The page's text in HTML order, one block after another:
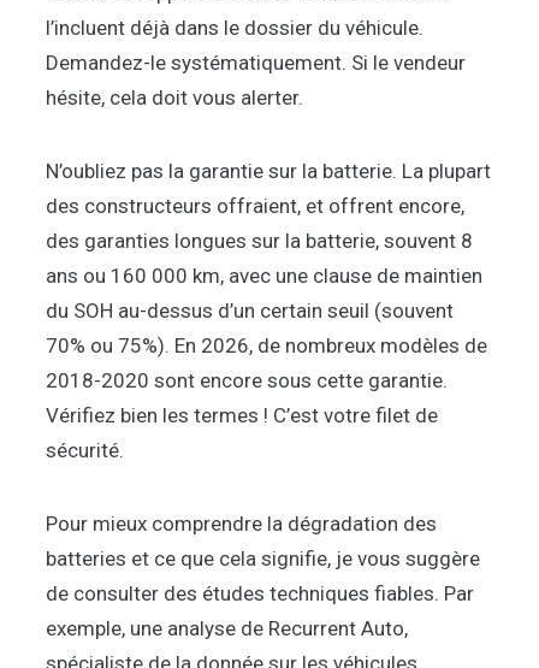
l’incluent déjà dans le dossier du véhicule.
Demandez-le systématiquement. Si le vendeur
hésite, cela doit vous alerter.
N’oubliez pas la garantie sur la batterie. La plupart
des constructeurs offraient, et offrent encore,
des garanties longues sur la batterie, souvent 8
ans ou 160 000 km, avec une clause de maintien
du SOH au-dessus d’un certain seuil (souvent
70% ou 75%). En 2026, de nombreux modèles de
2018-2020 sont encore sous cette garantie.
Vérifiez bien les termes ! C’est votre filet de
sécurité.
Pour mieux comprendre la dégradation des
batteries et ce que cela signifie, je vous suggère
de consulter des études techniques fiables. Par
exemple, une analyse de Recurrent Auto,
spécialiste de la donnée sur les véhicules